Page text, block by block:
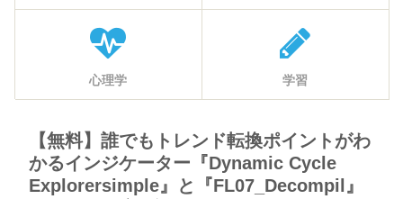
心理学 学習
【無料】誰でもトレンド転換ポイントがわ
かるインジケーター『Dynamic Cycle
Explorersimple』と『FL07_Decompil』